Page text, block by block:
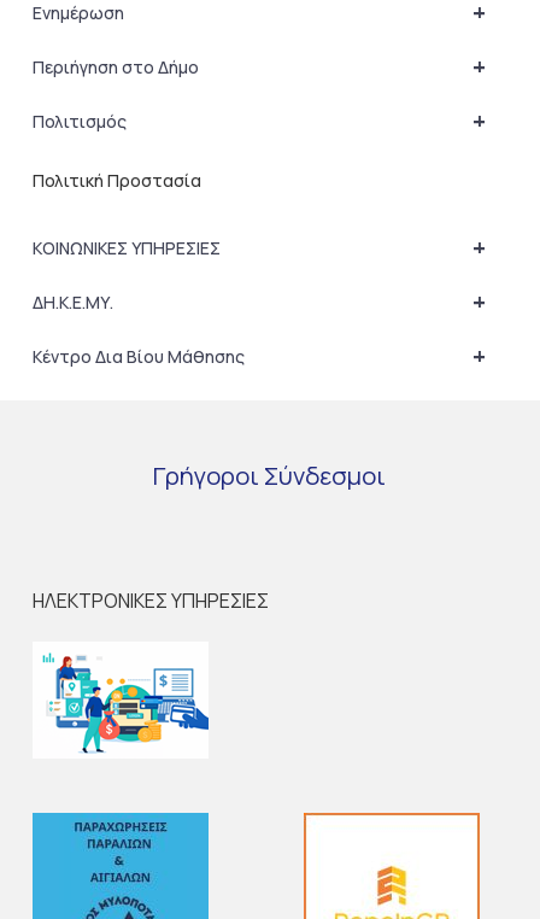
+
Ενημέρωση
+
Περιήγηση στο Δήμο
+
Πολιτισμός
Πολιτική Προστασία
+
ΚΟΙΝΩΝΙΚΕΣ ΥΠΗΡΕΣΙΕΣ
+
ΔΗ.Κ.Ε.ΜΥ.
+
Κέντρο Δια Βίου Μάθησης
Γρήγοροι Σύνδεσμοι
ΗΛΕΚΤΡΟΝΙΚΕΣ ΥΠΗΡΕΣΙΕΣ